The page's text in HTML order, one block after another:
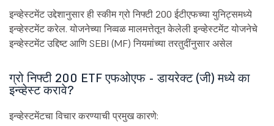
इन्व्हेस्टमेंट उद्देशानुसार ही स्कीम ग्रो निफ्टी 200 ईटीएफच्या युनिट्समध्ये
इन्व्हेस्टमेंट करेल. योजनेच्या निव्वळ मालमत्तेतून केलेली इन्व्हेस्टमेंट योजनेचे
इन्व्हेस्टमेंट उद्दिष्ट आणि SEBI (MF) नियमांच्या तरतुदींनुसार असेल
ग्रो निफ्टी 200 ETF एफओएफ - डायरेक्ट (जी) मध्ये का
इन्व्हेस्ट करावे?
इन्व्हेस्टमेंटचा विचार करण्याची प्रमुख कारणे: